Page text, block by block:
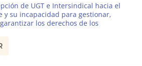
de UGT e Intersindical hacia el
y su incapacidad para gestionar,
los derechos de los